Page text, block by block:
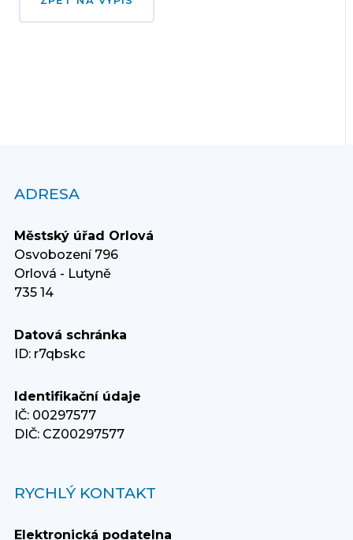
ADRESA
Městský úřad Orlová
Osvobození 796
Orlová - Lutyně
735 14
Datová schránka
ID: r7qbskc
Identifikační údaje
IČ: 00297577
DIČ: CZ00297577
RYCHLÝ KONTAKT
Elektronická podatelna